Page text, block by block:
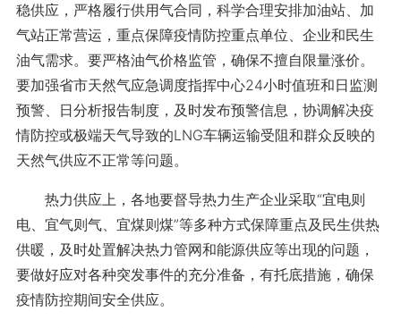
稳供应，严格履行供用气合同，科学合理安排加油站、加
气站正常营运，重点保障疫情防控重点单位、企业和民生
油气需求。要严格油气价格监管，确保不擅自限量涨价。
要加强省市天然气应急调度指挥中心24小时值班和日监测
预警、日分析报告制度，及时发布预警信息，协调解决疫
情防控或极端天气导致的LNG车辆运输受阻和群众反映的
天然气供应不正常等问题。
热力供应上，各地要督导热力生产企业采取“宜电则
电、宜气则气、宜煤则煤”等多种方式保障重点及民生供热
供暖，及时处置解决热力管网和能源供应等出现的问题，
要做好应对各种突发事件的充分准备，有托底措施，确保
疫情防控期间安全供应。